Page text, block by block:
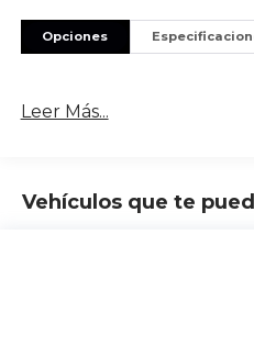
Opciones
Leer Más...
Vehículos que te